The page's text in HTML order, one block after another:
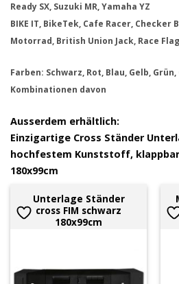
Ready SX, Suzuki MR, Yamaha YZ
BIKE IT, BikeTek, Cafe Racer, Checker
Motorrad, British Union Jack, Race
Farben: Schwarz, Rot, Blau, Gelb,
Kombinationen davon
Ausserdem erhältlich:
Einzigartige Cross Ständer
hochfestem Kunststoff,
180x99cm
Unterlage Ständer
cross FIM schwarz
180x99cm